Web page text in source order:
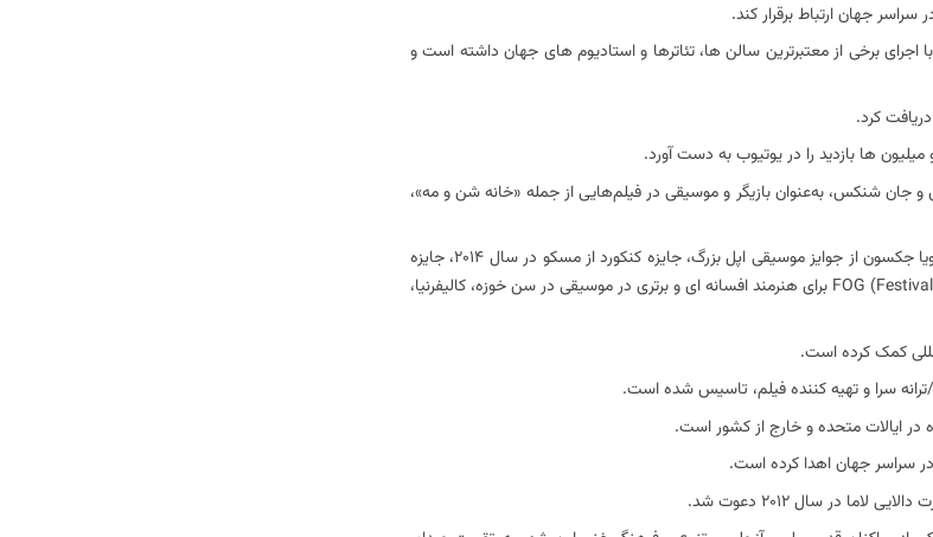
جهان ارتباط برقرار کند.
اجرای برخی از معتبرترین سالن ها، تئاترها و استادیوم های جهان داشته است و
جان شنکس، به‌عنوان بازیگر و موسیقی در فیلم‌هایی از جمله «خانه شن و مه»،
اندی در طول 40 سال فعالیت حرفه ای خود جوایز متعددی از جمله جایزه آیکون و بهترین دوئت با لا تویا جکسون از جوایز موسیقی اپل بزرگ، جایزه کنکورد از مسکو در سال 2014، جایزه
صدای آمریکا (برنامه خبری فارسی) را به دست آورده است؛ برای بهترین هنرمند سال، جایزه FOG (Festival of Globe) برای هنرمند افسانه ای و برتری در موسیقی در سن خوزه، کالیفرنیا،
کمک کرده است.
سراسر جهان اهدا کرده است.
در سال 2012 دعوت شد.